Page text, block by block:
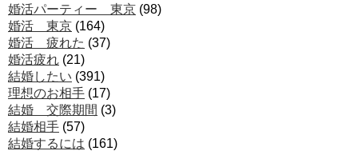
婚活パーティー 東京 (98)
婚活 東京 (164)
婚活 疲れた (37)
婚活疲れ (21)
結婚したい (391)
理想のお相手 (17)
結婚 交際期間 (3)
結婚相手 (57)
結婚するには (161)